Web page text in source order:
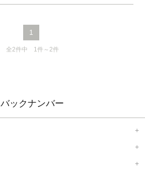
1
全2件中 1件～2件
バックナンバー